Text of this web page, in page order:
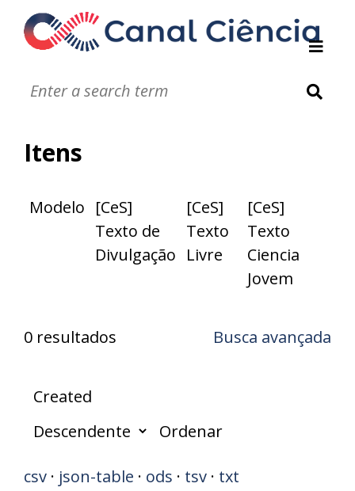
Notáveis
Infográficos
Vídeos
Itens
Modelo [CeS]
Texto de
Divulgação
[CeS]
Texto
Livre
[CeS]
Texto
Ciencia
Jovem
0 resultados Busca avançada
Ordenar
csv json-table ods tsv txt